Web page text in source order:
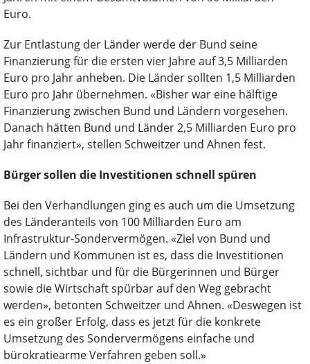
Euro.
Zur Entlastung der Länder werde der Bund seine
Finanzierung für die ersten vier Jahre auf 3,5 Milliarden
Euro pro Jahr anheben. Die Länder sollten 1,5 Milliarden
Euro pro Jahr übernehmen. «Bisher war eine hälftige
Finanzierung zwischen Bund und Ländern vorgesehen.
Danach hätten Bund und Länder 2,5 Milliarden Euro pro
Jahr finanziert», stellen Schweitzer und Ahnen fest.
Bürger sollen die Investitionen schnell spüren
Bei den Verhandlungen ging es auch um die Umsetzung
des Länderanteils von 100 Milliarden Euro am
Infrastruktur-Sondervermögen. «Ziel von Bund und
Ländern und Kommunen ist es, dass die Investitionen
schnell, sichtbar und für die Bürgerinnen und Bürger
sowie die Wirtschaft spürbar auf den Weg gebracht
werden», betonten Schweitzer und Ahnen. «Deswegen ist
es ein großer Erfolg, dass es jetzt für die konkrete
Umsetzung des Sondervermögens einfache und
bürokratiearme Verfahren geben soll.»